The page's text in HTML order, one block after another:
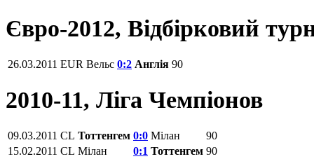
Євро-2012, Відбірковий
26.03.2011 EUR Вельс 0:2 Англія 90
2010-11, Ліга Чемпіонов
09.03.2011 CL Тоттенгем 0:0 Мілан
90
15.02.2011 CL Мілан 0:1 Тоттенгем 90